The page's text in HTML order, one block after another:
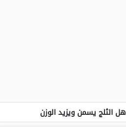
هل الثلج يسمن ويزيد الوزن